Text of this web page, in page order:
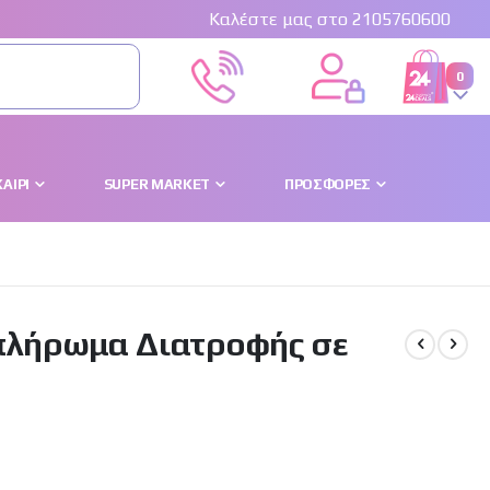
Καλέστε μας στο 2105760600
Cart
0
SUPER MARKET ΠΡΟΣΦΟΡΈΣ
Διατροφής σε